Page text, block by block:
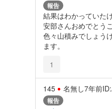
報告
結果はわかっていた
安部さんおめでとう
色々山積みでしょう
ます。
1
145 名無し7年前
報告